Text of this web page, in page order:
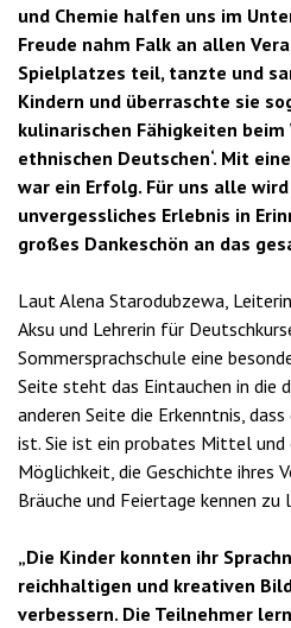
und Chemie halfen uns im
Freude nahm Falk an allen
Spielplatzes teil, tanzte und
Kindern und überraschte sie
kulinarischen Fähigkeiten beim
ethnischen Deutschen‘. Mit
war ein Erfolg. Für uns alle
unvergessliches Erlebnis in
großes Dankeschön an das
Laut Alena Starodubzewa,
Aksu und Lehrerin für
Sommersprachschule eine
Seite steht das Eintauchen in die
anderen Seite die Erkenntnis,
ist. Sie ist ein probates Mittel und
Möglichkeit, die Geschichte ihres
Bräuche und Feiertage kennen zu
„Die Kinder konnten ihr
reichhaltigen und kreativen
verbessern. Die Teilnehmer